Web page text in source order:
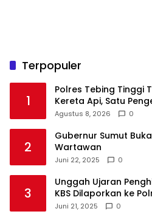
Terpopuler
1
Polres Tebing Tinggi
Kereta Api, Satu
Agustus 8, 2026 0
2
Gubernur Sumut
Wartawan
Juni 22, 2025 0
3
Unggah Ujaran
KBS Dilaporkan ke
Juni 21, 2025 0